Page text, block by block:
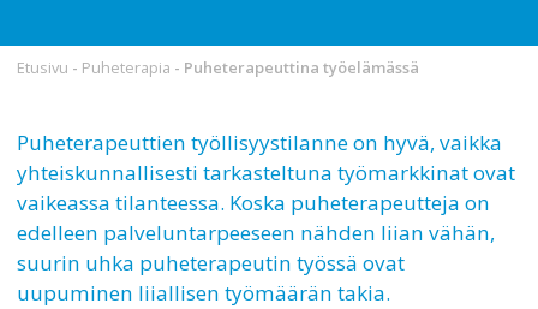
Etusivu - Puheterapia - Puheterapeuttina työelämässä
Puheterapeuttien työllisyystilanne on hyvä, vaikka
yhteiskunnallisesti tarkasteltuna työmarkkinat ovat
vaikeassa tilanteessa. Koska puheterapeutteja on
edelleen palveluntarpeeseen nähden liian vähän,
suurin uhka puheterapeutin työssä ovat
uupuminen liiallisen työmäärän takia.